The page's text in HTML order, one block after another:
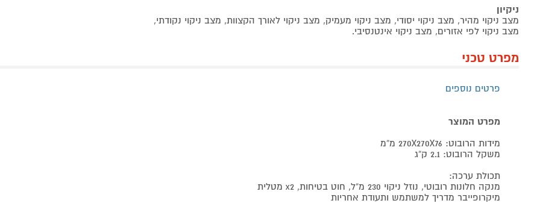
ניקיון
מצב ניקוי מהיר, מצב ניקוי יסודי, מצב ניקוי מעמיק, מצב ניקוי לאורך הקצוות, מצב ניקוי נקודתי,
מצב ניקוי לפי אזורים, מצב ניקוי אינטנסיבי.
מפרט טכני
פרטים נוספים
מפרט המוצר
מידות הרובוט: 270X270X76 מ“מ
משקל הרובוט: 2.1 ק“ג
תכולת ערכה:
מנקה חלונות רובוטי, נוזל ניקוי 230 מ“ל, חוט בטיחות, x2 מטלית
מיקרופייבר מדריך למשתמש ותעודת אחריות